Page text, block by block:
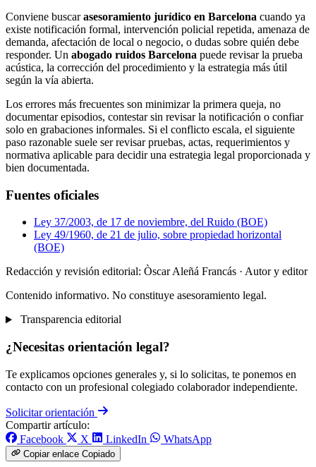
Conviene buscarasesoramiento jurídico en Barcelona cuando ya
existe notificación formal, intervención policial repetida, amenaza de
demanda, afectación de local o negocio, o dudas sobre quién debe
responder. Un abogado ruidos Barcelona puede revisar la prueba
acústica, la corrección del procedimiento y la estrategia más útil
según la vía abierta.
Los errores más frecuentes son minimizar la primera queja, no
documentar episodios, contestar sin revisar la notificación o confiar
solo en grabaciones informales. Si el conflicto escala, el siguiente
paso razonable suele ser revisar pruebas, actas, requerimientos y
normativa aplicable para decidir una estrategia legal proporcionada y
bien documentada.
Fuentes oficiales
Ley 37/2003, de 17 de noviembre, del Ruido (BOE)
Ley 49/1960, de 21 de julio, sobre propiedad horizontal
(BOE)
Redacción y revisión editorial: Òscar Aleñá Francás · Autor y editor
Contenido informativo. No constituye asesoramiento legal.
Transparencia editorial
¿Necesitas orientación legal?
Te explicamos opciones generales y, si lo solicitas, te ponemos en
contacto con un profesional colegiado colaborador independiente.
Solicitar orientación
Compartir artículo:
Facebook
X LinkedIn WhatsApp
Copiar enlace Copiado